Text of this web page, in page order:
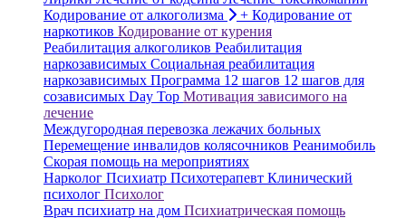
Кодирование от алкоголизма
+ Кодирование от
наркотиков Кодирование от курения
Реабилитация алкоголиков Реабилитация
наркозависимых Социальная реабилитация
наркозависимых Программа 12 шагов 12 шагов для
созависимых Day Top Мотивация зависимого на
лечение
Междугородная перевозка лежачих больных
Перемещение инвалидов колясочников Реанимобиль
Скорая помощь на мероприятиях
Нарколог Психиатр Психотерапевт Клинический
психолог Психолог
Врач психиатр на дом Психиатрическая помощь